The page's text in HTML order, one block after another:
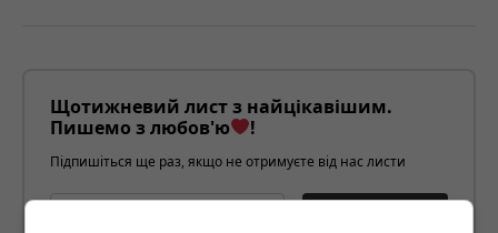
Щотижневий лист з найцікавішим.
Пишемо з любов'ю
!
Підпишіться ще раз, якщо не отримуєте від нас листи
*